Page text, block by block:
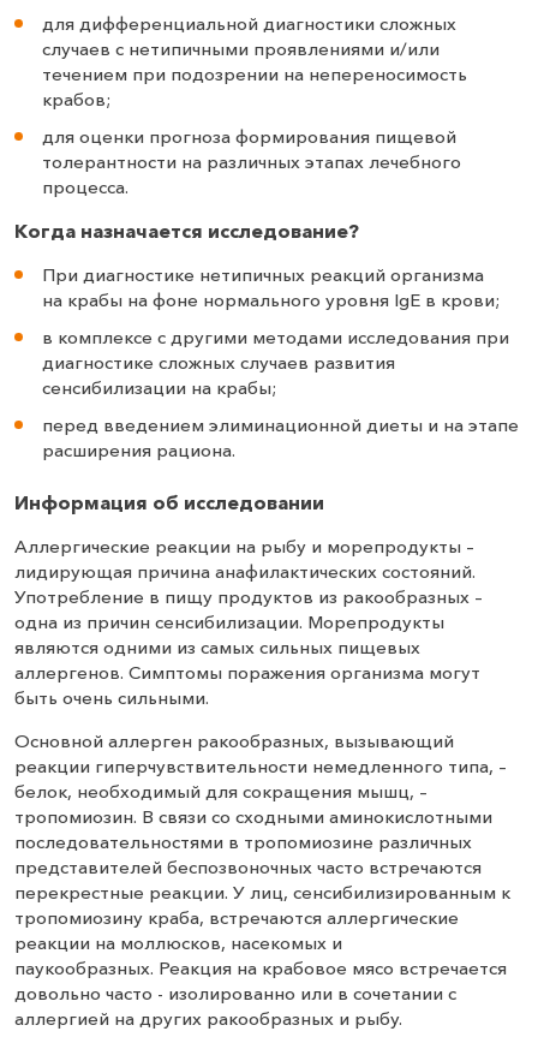
для дифференциальной диагностики сложных
случаев с нетипичными проявлениями и/или
течением при подозрении на непереносимость
крабов;
для оценки прогноза формирования пищевой
толерантности на различных этапах лечебного
процесса.
Когда назначается исследование?
При диагностике нетипичных реакций организма
на крабы на фоне нормального уровня IgE в крови;
в комплексе с другими методами исследования при
диагностике сложных случаев развития
сенсибилизации на крабы;
перед введением элиминационной диеты и на этапе
расширения рациона.
Информация об исследовании
Аллергические реакции на рыбу и морепродукты –
лидирующая причина анафилактических состояний.
Употребление в пищу продуктов из ракообразных –
одна из причин сенсибилизации. Морепродукты
являются одними из самых сильных пищевых
аллергенов. Симптомы поражения организма могут
быть очень сильными.
Основной аллерген ракообразных, вызывающий
реакции гиперчувствительности немедленного типа, –
белок, необходимый для сокращения мышц, –
тропомиозин. В связи со сходными аминокислотными
последовательностями в тропомиозине различных
представителей беспозвоночных часто встречаются
перекрестные реакции. У лиц, сенсибилизированным к
тропомиозину краба, встречаются аллергические
реакции на моллюсков, насекомых и
паукообразных. Реакция на крабовое мясо встречается
довольно часто - изолированно или в сочетании с
аллергией на других ракообразных и рыбу.